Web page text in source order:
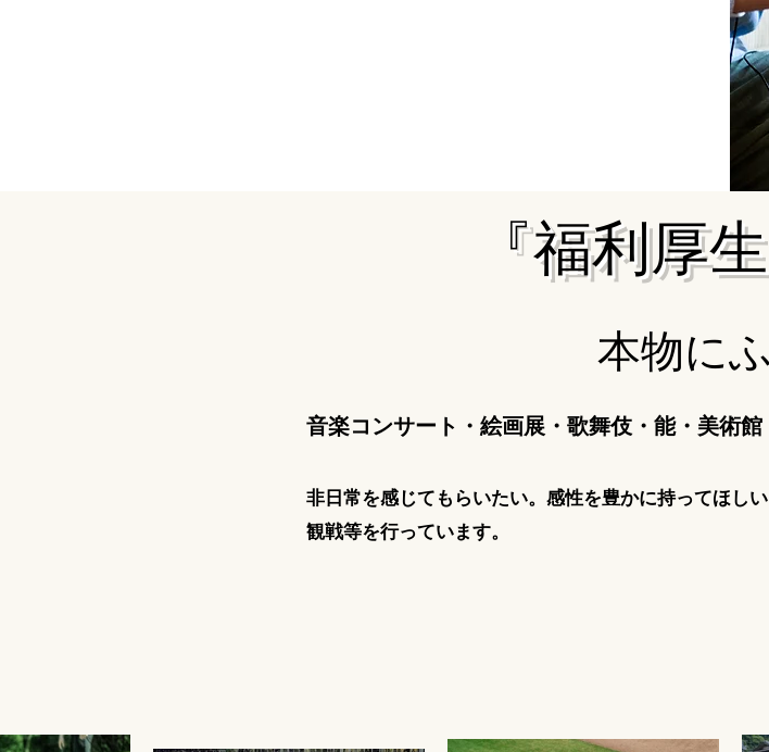
『福利厚
本物に
音楽コンサート・絵画展・歌舞伎・能・美術
非日常を感じてもらいたい。感性を豊かに持ってほし
観戦等を行っています。